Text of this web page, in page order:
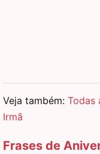
Veja também: Todas
Irmã
Frases de